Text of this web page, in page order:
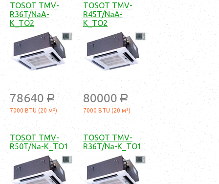
TOSOT TMV-
R36T/NaA-
K_TO2
78640 a
7000 BTU (20 м²)
TOSOT TMV-
R45T/NaA-
K_TO2
80000 a
7000 BTU (20 м²)
TOSOT TMV-
R50T/Na-K_TO1
TOSOT TMV-
R36T/Na-K_TO1